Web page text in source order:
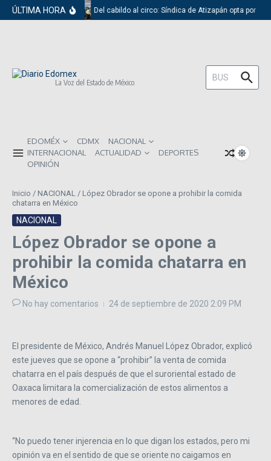
Saltar al contenido
ÚLTIMA HORA Del cabildo al circo: Síndica de Atizapán opta por el
La Voz del Estado de México
Buscar:
EDOMÉX CDMX
NACIONAL
INTERNACIONAL
ACTUALIDAD
DEPORTES
OPINIÓN
Inicio / NACIONAL / López Obrador se opone a prohibir la comida
chatarra en México
NACIONAL
López Obrador se opone a
prohibir la comida chatarra en
México
No hay comentarios 24 de septiembre de 2020 2:09 PM
El presidente de México, Andrés Manuel López Obrador, explicó
este jueves que se opone a “prohibir” la venta de comida
chatarra en el país después de que el suroriental estado de
Oaxaca limitara la comercialización de estos alimentos a
menores de edad.
“No puedo tener injerencia en lo que digan los estados, pero mi
opinión va en el sentido de que se oriente no caigamos en